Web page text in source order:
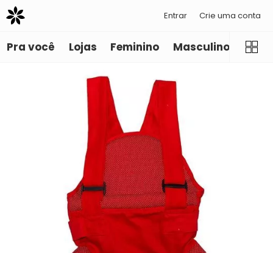
Entrar Crie uma conta
Pra você Lojas Feminino Masculino